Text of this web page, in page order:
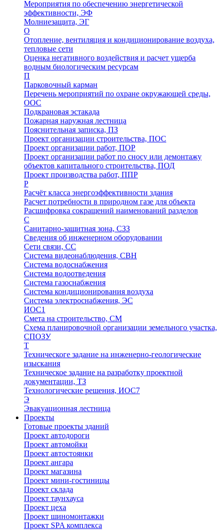
Мероприятия по обеспечению энергетической
эффективности, ЭФ
Молниезащита, ЭГ
О
Отопление, вентиляция и кондиционирование воздуха,
тепловые сети
Оценка негативного воздействия и расчет ущерба
водным биологическим ресурсам
П
Парковочный карман
Перечень мероприятий по охране окружающей среды,
ООС
Подкрановая эстакада
Пожарная наружная лестница
Пояснительная записка, ПЗ
Проект организации строительства, ПОС
Проект организации работ, ПОР
Проект организации работ по сносу или демонтажу
объектов капитального строительства, ПОД
Проект производства работ, ППР
Р
Расчёт класса энергоэффективности здания
Расчет потребности в природном газе для объекта
Расшифровка сокращений наименований разделов
С
Санитарно-защитная зона, СЗЗ
Сведения об инженерном оборудовании
Сети связи, СС
Система видеонаблюдения, СВН
Система водоснабжения
Система водоотведения
Система газоснабжения
Система кондиционирования воздуха
Система электроснабжения, ЭС
ИОС1
Смета на строительство, СМ
Схема планировочной организации земельного участка,
СПОЗУ
Т
Техническоге задание на инженерно-геологические
изыскания
Техническое задание на разработку проектной
документации, ТЗ
Технологические решения, ИОC7
Э
Эвакуационная лестница
Проекты
Готовые проекты зданий
Проект автодороги
Проект автомойки
Проект автостоянки
Проект ангара
Проект магазина
Проект мини-гостиницы
Проект склада
Проект таунхауса
Проект цеха
Проект шиномонтажки
Проект SPA комплекса